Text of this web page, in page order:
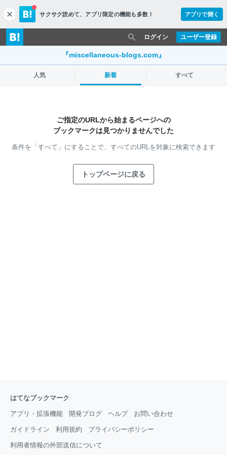
c
l
o
s
サクサク読めて、 アプリ限定の機能も多数！ アプリで開く
ユーザー登録
ログイン
『miscellaneous-blogs.com』
人気 新着 すべて
ご指定のURLから始まるページへの
ブックマークは見つかりませんでした
条件を「すべて」にすることで、 すべてのURLを対象に検索できます
トップページに戻る
はてなブックマーク
アプリ・拡張機能 開発ブログ ヘルプ お問い合わせ
ガイドライン 利用規約 プライバシーポリシー
利用者情報の外部送信について